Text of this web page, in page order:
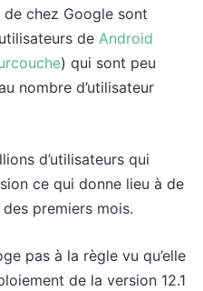
chez Google sont
de Android
) qui sont peu
nombre d’utilisateur
d’utilisateurs qui
ce qui donne lieu à de
premiers mois.
pas à la règle vu qu’elle
de la version 12.1